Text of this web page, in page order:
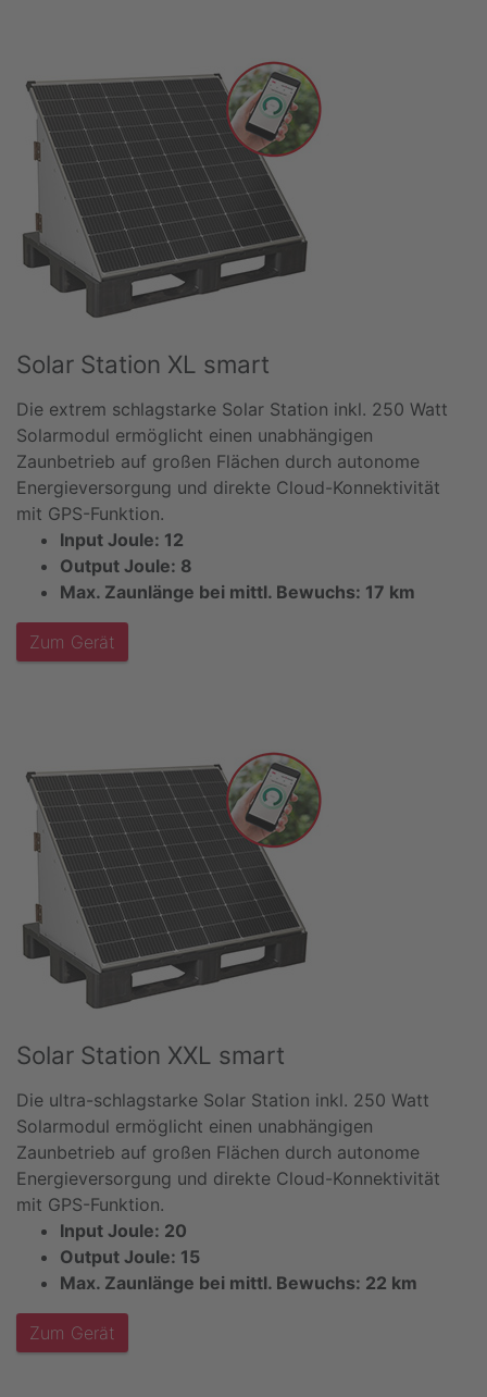
Solar Station XL smart
Die extrem schlagstarke Solar Station inkl. 250 Watt
Solarmodul ermöglicht einen unabhängigen
Zaunbetrieb auf großen Flächen durch autonome
Energieversorgung und direkte Cloud-Konnektivität
mit GPS-Funktion.
Input Joule: 12
Output Joule: 8
Max. Zaunlänge bei mittl. Bewuchs: 17 km
Zum Gerät
Solar Station XXL smart
Die ultra-schlagstarke Solar Station inkl. 250 Watt
Solarmodul ermöglicht einen unabhängigen
Zaunbetrieb auf großen Flächen durch autonome
Energieversorgung und direkte Cloud-Konnektivität
mit GPS-Funktion.
Input Joule: 20
Output Joule: 15
Max. Zaunlänge bei mittl. Bewuchs: 22 km
Zum Gerät